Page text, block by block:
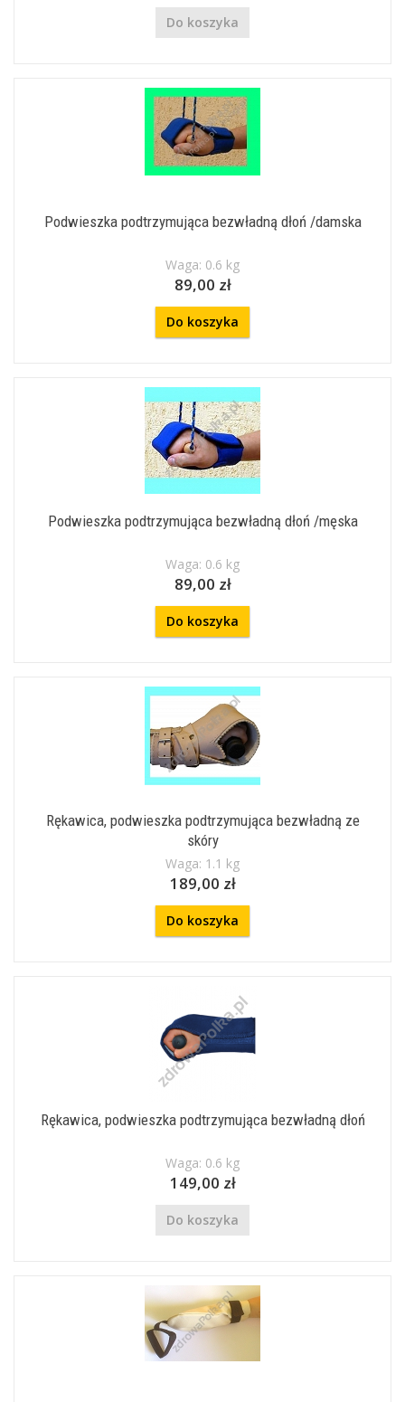
Do koszyka
Podwieszka podtrzymująca bezwładną dłoń /damska
Waga: 0.6 kg
89,00 zł
Do koszyka
Podwieszka podtrzymująca bezwładną dłoń /męska
Waga: 0.6 kg
89,00 zł
Do koszyka
Rękawica, podwieszka podtrzymująca bezwładną ze
skóry
Waga: 1.1 kg
189,00 zł
Do koszyka
Rękawica, podwieszka podtrzymująca bezwładną dłoń
Waga: 0.6 kg
149,00 zł
Do koszyka